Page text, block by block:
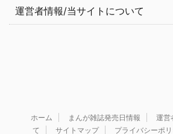
運営者情報/当サイトについて
ホーム まんが雑誌発売日情報
運営
て
サイトマップ プライバシーポ